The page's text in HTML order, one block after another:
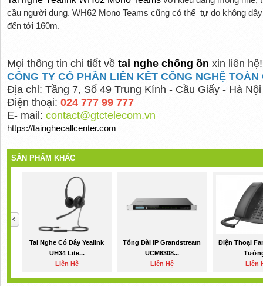
cầu người dung. WH62 Mono Teams cũng có thể tự do không
đến tới 160m.
Mọi thông tin chi tiết về tai nghe chống ồn xin liên hệ!
CÔNG TY CỔ PHẦN LIÊN KẾT CÔNG NGHỆ TOÀN
Địa chỉ: Tầng 7, Số 49 Trung Kính - Cầu Giấy - Hà Nội
Điện thoại: 024 777 99 777
E- mail: contact@gtctelecom.vn
https://tainghecallcenter.com
SẢN PHẨM KHÁC
Tai Nghe Có Dây Yealink
UH34 Lite...
Liên Hệ
Tổng Đài IP Grandstream
UCM6308...
Liên Hệ
Điện Thoại
Liên